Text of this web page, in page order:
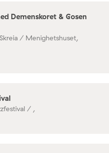
Demenskoret & Gosen
/ Menighetshuset,
/ ,